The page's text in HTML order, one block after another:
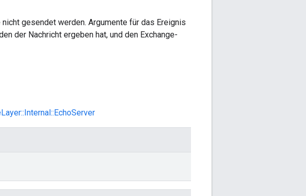
gesendet werden. Argumente für das Ereignis
der Nachricht ergeben hat, und den Exchange-